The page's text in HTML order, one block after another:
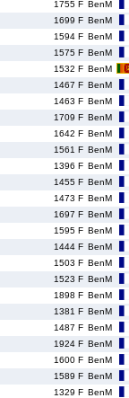
1755 F BenM
1699 F BenM
1594 F BenM
1575 F BenM
1532 F BenM
1467 F BenM
1463 F BenM
1709 F BenM
1642 F BenM
1561 F BenM
1396 F BenM
1455 F BenM
1473 F BenM
1697 F BenM
1595 F BenM
1444 F BenM
1503 F BenM
1523 F BenM
1898 F BenM
1381 F BenM
1487 F BenM
1924 F BenM
1600 F BenM
1589 F BenM
1329 F BenM